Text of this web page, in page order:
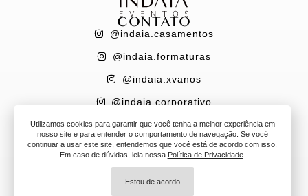
CONTATO
@indaia.casamentos
@indaia.formaturas
@indaia.xvanos
@indaia.corporativo
(47) 9 9601-3774
CNPJ 27.924.896/0001-51
AMBIENTES
ITAPEMA
Utilizamos cookies para garantir que você tenha a melhor experiência em
nosso site e para entender o comportamento de navegação. Se você
continuar a usar este site, entendemos que você está de acordo com isso.
Em caso de dúvidas, leia nossa Política de Privacidade.
Estou de acordo